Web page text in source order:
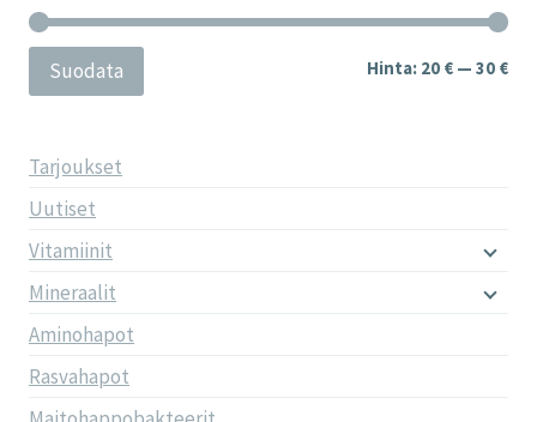
Suodata Hinta: 20 € — 30 €
Tarjoukset
Uutiset
Vitamiinit
Mineraalit
Aminohapot
Rasvahapot